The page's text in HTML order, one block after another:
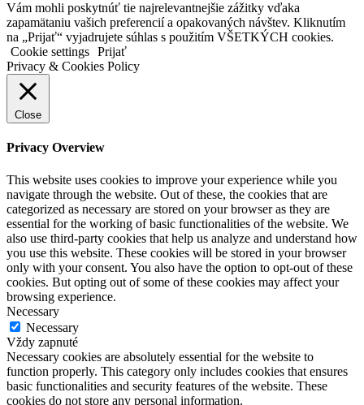
Vám mohli poskytnúť tie najrelevantnejšie zážitky vďaka
zapamätaniu vašich preferencií a opakovaných návštev. Kliknutím
na „Prijať“ vyjadrujete súhlas s použitím VŠETKÝCH cookies.
Cookie settings Prijať
Privacy & Cookies Policy
Close
Privacy Overview
This website uses cookies to improve your experience while you
navigate through the website. Out of these, the cookies that are
categorized as necessary are stored on your browser as they are
essential for the working of basic functionalities of the website. We
also use third-party cookies that help us analyze and understand how
you use this website. These cookies will be stored in your browser
only with your consent. You also have the option to opt-out of these
cookies. But opting out of some of these cookies may affect your
browsing experience.
Necessary
Necessary
Vždy zapnuté
Necessary cookies are absolutely essential for the website to
function properly. This category only includes cookies that ensures
basic functionalities and security features of the website. These
cookies do not store any personal information.